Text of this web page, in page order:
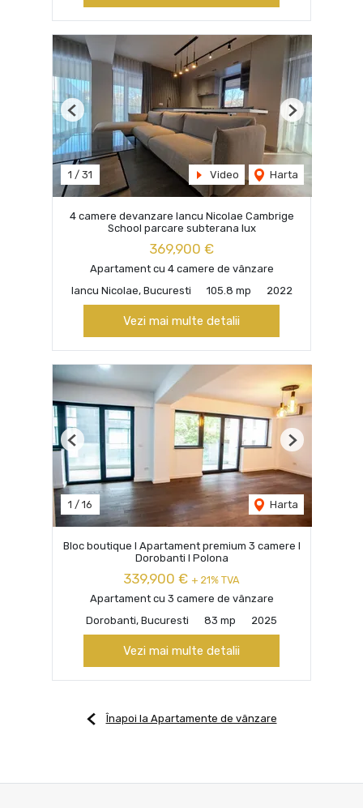
1 / 31 Video Harta
Previous Next
4 camere devanzare Iancu Nicolae Cambrige
School parcare subterana lux
369,900 €
Apartament cu 4 camere de vânzare
Iancu Nicolae, Bucuresti
105.8 mp 2022
Vezi mai multe detalii
1 / 16 Harta
Previous Next
Bloc boutique I Apartament premium 3 camere I
Dorobanti I Polona
339,900 € + 21% TVA
Apartament cu 3 camere de vânzare
Dorobanti, Bucuresti
83 mp 2025
Vezi mai multe detalii
Înapoi la Apartamente de vânzare